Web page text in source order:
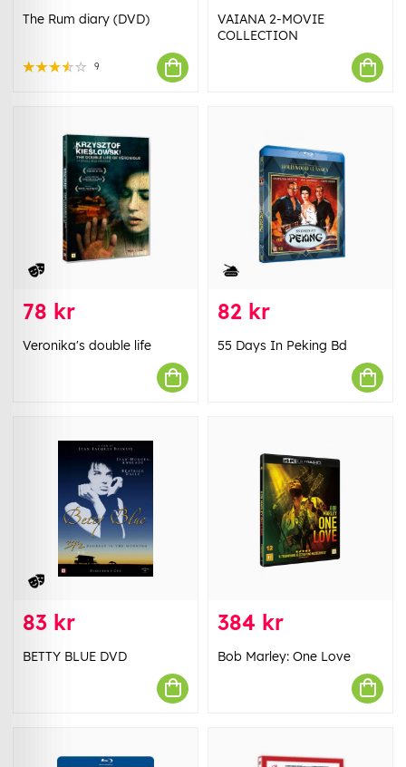
The Rum diary (DVD)
9
VAIANA 2-MOVIE
COLLECTION
78 kr
Veronika's double life
82 kr
55 Days In Peking Bd
83 kr
BETTY BLUE DVD
384 kr
Bob Marley: One Love